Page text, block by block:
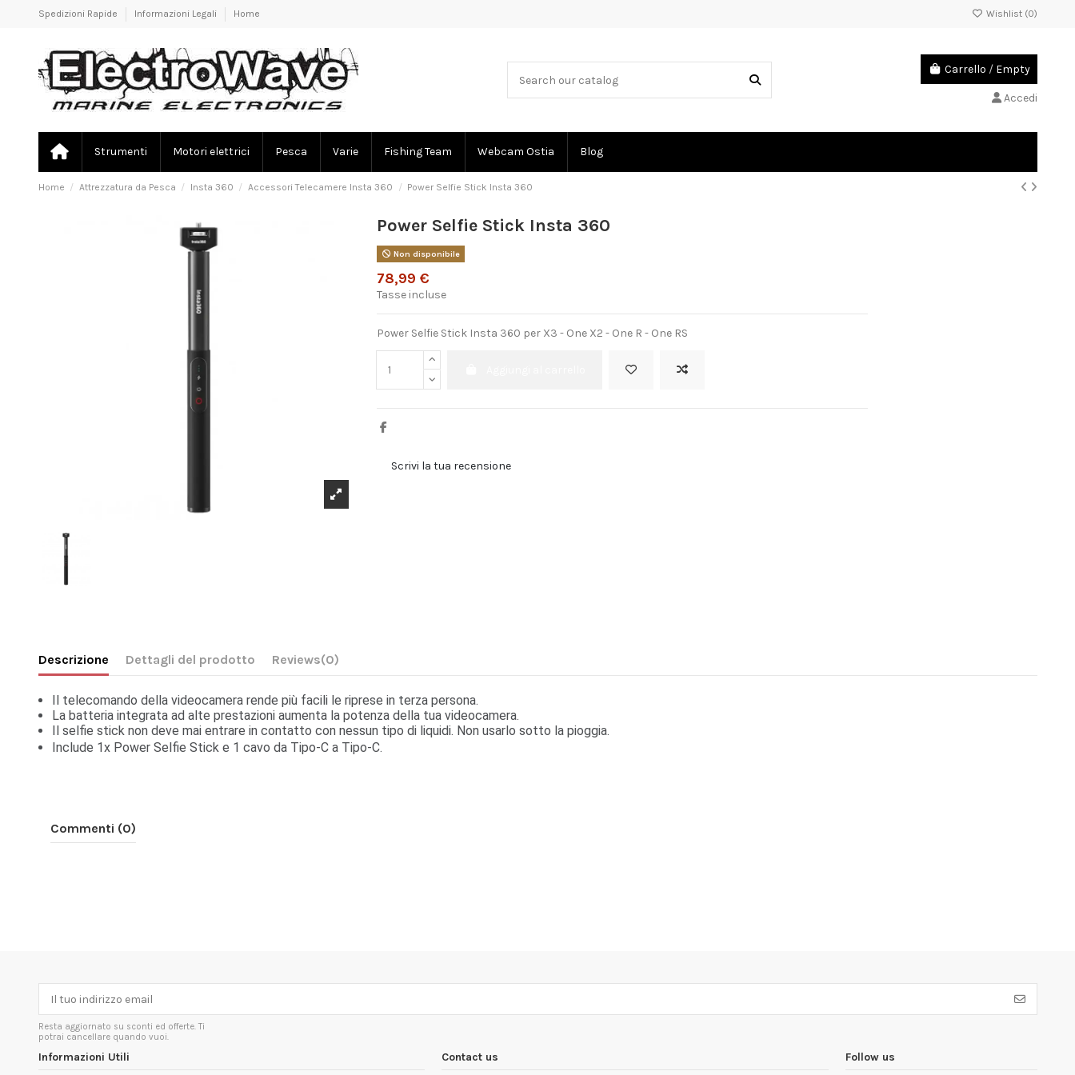
Spedizioni Rapide Informazioni Legali Home Wishlist (0)
Carrello / Empty
Accedi
Strumenti Motori elettrici Pesca Varie Fishing Team Webcam Ostia Blog
Home Attrezzatura da Pesca Insta 360 Accessori Telecamere Insta 360 Power Selfie Stick Insta 360
Power Selfie Stick Insta 360
Non disponibile
78,99 €
Tasse incluse
Power Selfie Stick Insta 360 per X3 - One X2 - One R - One RS
Scrivi la tua recensione
Descrizione Dettagli del prodotto Reviews(0)
Il telecomando della videocamera rende più facili le riprese in terza persona.
La batteria integrata ad alte prestazioni aumenta la potenza della tua videocamera.
Il selfie stick non deve mai entrare in contatto con nessun tipo di liquidi. Non usarlo sotto la pioggia.
Include 1x Power Selfie Stick e 1 cavo da Tipo-C a Tipo-C.
Commenti (0)
Resta aggiornato su sconti ed offerte. Ti
potrai cancellare quando vuoi.
Informazioni Utili Contact us Follow us